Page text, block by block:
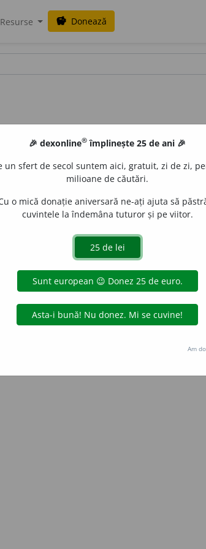
Resurse savings Donează
atomismului; (peior.) care tinde
care se ocupă de fizica atomică. [
acțiuni
Copyright © 2004-2026 dexonline (https://
de pe acest site, inclusiv prin orice metode de extragere
scris, cu excepția seturilor de date oferite oficial
🎉 dexonline® împlinește 25 de ani 🎉
un sfert de secol suntem aici, gratuit, zi de zi,
milioane de căutări.
o mică donație aniversară ne-ați ajuta să
cuvintele la îndemâna tuturor și pe viitor.
Am